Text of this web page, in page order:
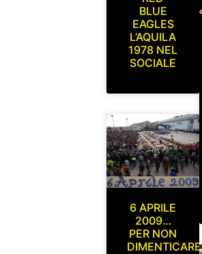
BLUE
EAGLES
L’AQUILA
1978 NEL
SOCIALE
6 APRILE
2009…
PER NON
DIMENTICARE